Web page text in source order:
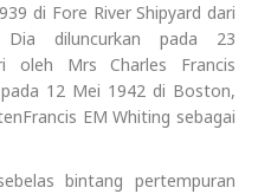
di Fore River Shipyard dari
Dia diluncurkan pada 23
oleh Mrs Charles Francis
12 Mei 1942 di Boston,
EM Whiting sebagai
bintang pertempuran